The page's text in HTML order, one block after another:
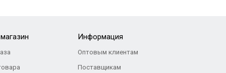
Информация
Оптовым клиентам
Поставщикам